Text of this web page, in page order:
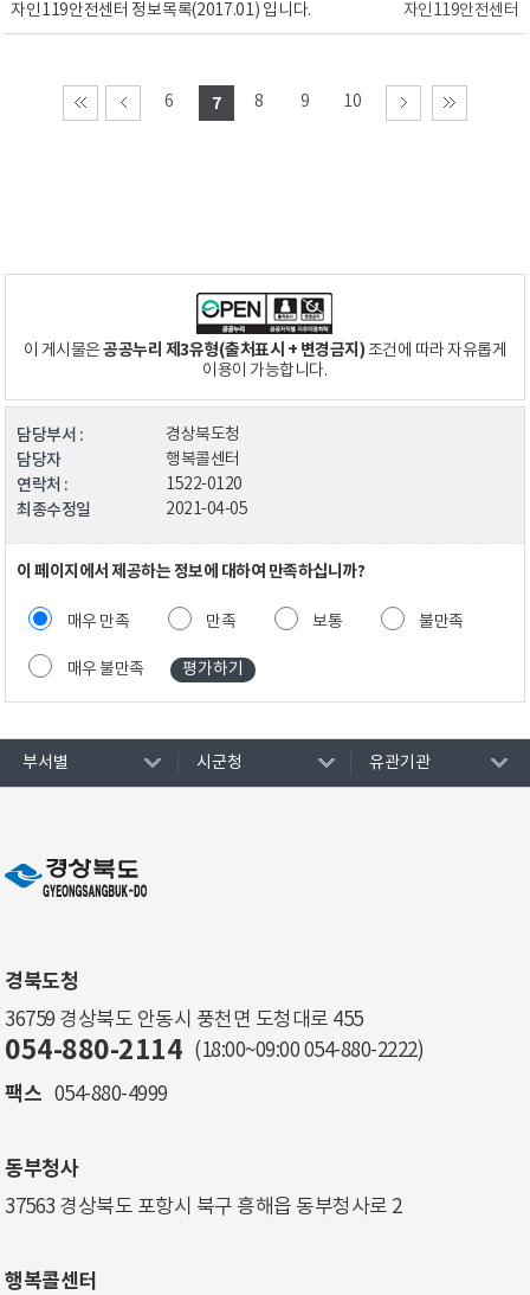
자인119안전센터 정보목록(2017.01) 입니다. 자인119안전센터
6 7 8 9 10
이 게시물은공공누리 제3유형(출처표시 + 변경금지)조건에 따라 자유롭게
이용이 가능합니다.
담당부서 : 경상북도청
담당자 행복콜센터
연락처 : 1522-0120
최종수정일 2021-04-05
이 페이지에서 제공하는 정보에 대하여 만족하십니까?
매우 만족 만족 보통 불만족
매우 불만족
부서별 시군청 유관기관
경북도청
36759 경상북도 안동시 풍천면 도청대로 455
054-880-2114 (18:00~09:00 054-880-2222)
팩스 054-880-4999
동부청사
37563 경상북도 포항시 북구 흥해읍 동부청사로 2
행복콜센터